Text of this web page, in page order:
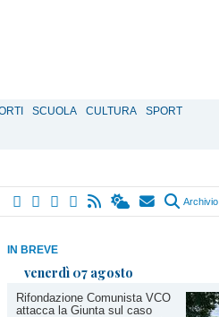
SCUOLA CULTURA
SPORT
Archivio
IN BREVE
venerdì 07 agosto
Rifondazione Comunista VCO
attacca la Giunta sul caso